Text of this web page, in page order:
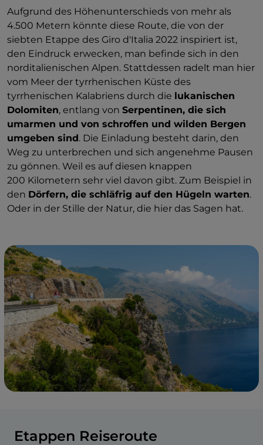
Aufgrund des Höhenunterschieds von mehr als
4.500 Metern könnte diese Route, die von der
siebten Etappe des Giro d'Italia 2022 inspiriert ist,
den Eindruck erwecken, man befinde sich in den
norditalienischen Alpen. Stattdessen radelt man hier
vom Meer der tyrrhenischen Küste des
tyrrhenischen Kalabriens durch die lukanischen
Dolomiten, entlang von Serpentinen, die sich
umarmen und von schroffen und wilden Bergen
umgeben sind. Die Einladung besteht darin, den
Weg zu unterbrechen und sich angenehme Pausen
zu gönnen. Weil es auf diesen knappen
200 Kilometern sehr viel davon gibt. Zum Beispiel in
den Dörfern, die schläfrig auf den Hügeln warten.
Oder in der Stille der Natur, die hier das Sagen hat.
Etappen Reiseroute